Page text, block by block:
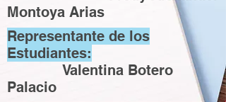
Montoya Arias
Representante de los
Estudiantes:
Valentina Botero
Palacio